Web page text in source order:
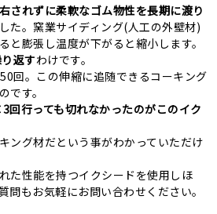
されずに柔軟なゴム物性を長期に渡り
た。窯業サイディング(人工の外壁材)
と膨張し温度が下がると縮小します。
返すわけです。
回。この伸縮に追随できるコーキング
です。
行っても切れなかったのがこのイク
ング材だという事がわかっていただけ
た性能を持つイクシードを使用しほ
問もお気軽にお問い合わせください。